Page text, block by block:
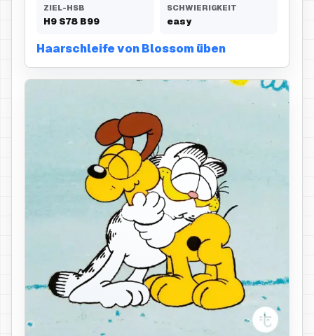
ZIEL-HSB
H9 S78 B99
SCHWIERIGKEIT
easy
Haarschleife von Blossom üben
oranges Fell